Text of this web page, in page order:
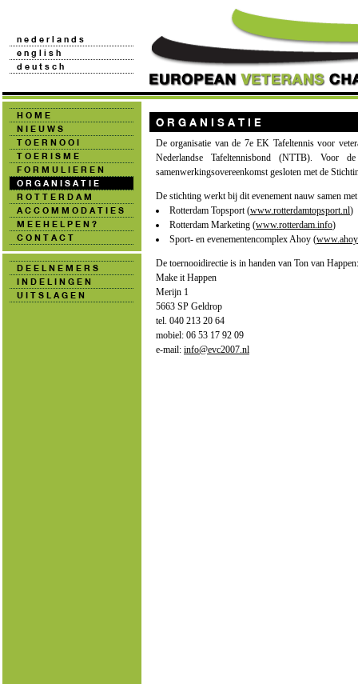
De organisatie van de 7e EK Tafeltennis voor
Nederlandse Tafeltennisbond (NTTB).
samenwerkingsovereenkomst gesloten met de
De stichting werkt bij dit evenement nauw samen
Rotterdam Topsport (www.rotterdamtopsport.nl)
Rotterdam Marketing (www.rotterdam.info)
Sport- en evenementencomplex Ahoy (
De toernooidirectie is in handen van Ton van Happen:
Make it Happen
Merijn 1
5663 SP Geldrop
tel. 040 213 20 64
mobiel: 06 53 17 92 09
e-mail: info@evc2007.nl